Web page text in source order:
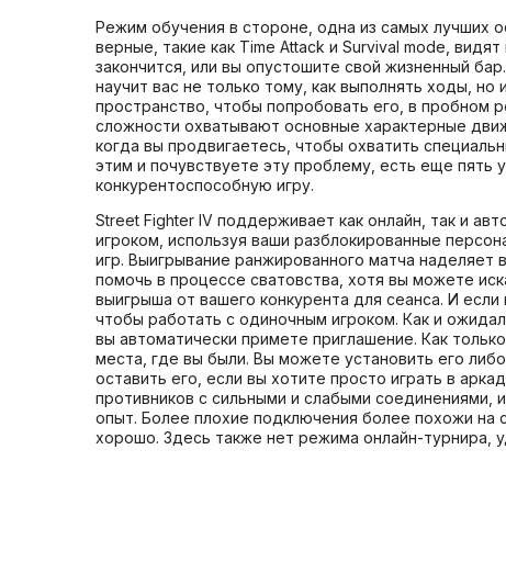
Режим обучения в стороне, одна из самых лучших
верные, такие как Time Attack и Survival mode,
закончится, или вы опустошите свой жизненный
научит вас не только тому, как выполнять ходы,
пространство, чтобы попробовать его, в
сложности охватывают основные характерные
когда вы продвигаетесь, чтобы охватить
этим и почувствуете эту проблему, есть еще
конкурентоспособную игру.
Street Fighter IV поддерживает как онлайн, так и
игроком, используя ваши разблокированные
игр. Выигрывание ранжированного матча
помочь в процессе сватовства, хотя вы можете
выигрыша от вашего конкурента для сеанса. И
чтобы работать с одиночным игроком. Как и
вы автоматически примете приглашение. Как
места, где вы были. Вы можете установить его
оставить его, если вы хотите просто играть в
противников с сильными и слабыми
опыт. Более плохие подключения более похожи на
хорошо. Здесь также нет режима онлайн-турнира,